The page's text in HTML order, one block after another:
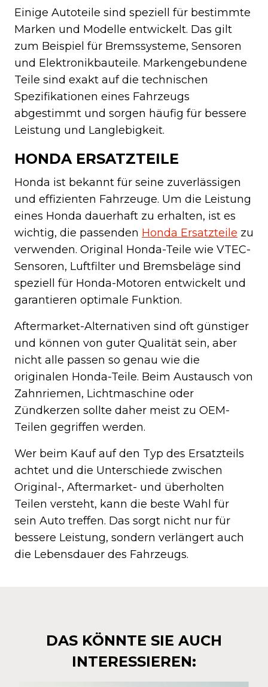
Einige Autoteile sind speziell für bestimmte
Marken und Modelle entwickelt. Das gilt
zum Beispiel für Bremssysteme, Sensoren
und Elektronikbauteile. Markengebundene
Teile sind exakt auf die technischen
Spezifikationen eines Fahrzeugs
abgestimmt und sorgen häufig für bessere
Leistung und Langlebigkeit.
HONDA ERSATZTEILE
Honda ist bekannt für seine zuverlässigen
und effizienten Fahrzeuge. Um die Leistung
eines Honda dauerhaft zu erhalten, ist es
wichtig, die passenden Honda Ersatzteile zu
verwenden. Original Honda-Teile wie VTEC-
Sensoren, Luftfilter und Bremsbeläge sind
speziell für Honda-Motoren entwickelt und
garantieren optimale Funktion.
Aftermarket-Alternativen sind oft günstiger
und können von guter Qualität sein, aber
nicht alle passen so genau wie die
originalen Honda-Teile. Beim Austausch von
Zahnriemen, Lichtmaschine oder
Zündkerzen sollte daher meist zu OEM-
Teilen gegriffen werden.
Wer beim Kauf auf den Typ des Ersatzteils
achtet und die Unterschiede zwischen
Original-, Aftermarket- und überholten
Teilen versteht, kann die beste Wahl für
sein Auto treffen. Das sorgt nicht nur für
bessere Leistung, sondern verlängert auch
die Lebensdauer des Fahrzeugs.
DAS KÖNNTE SIE AUCH
INTERESSIEREN: